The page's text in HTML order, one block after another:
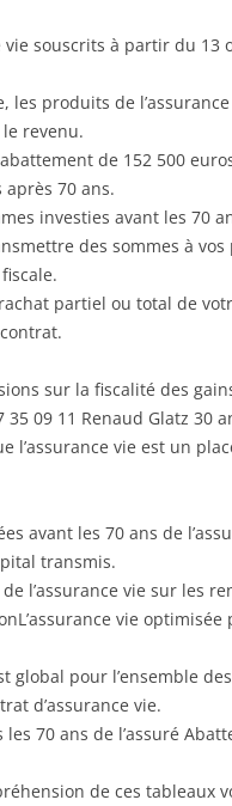
vie souscrits à partir du 13
les produits de
revenu.
de 152 500
70 ans.
investies avant les 70
des sommes à vos
partiel ou total de
sur la fiscalité des
35 09 11 Renaud Glatz 30
l’assurance vie est un
avant les 70 ans de
transmis.
l’assurance vie sur les
vie
global pour l’ensemble
d’assurance vie.
les 70 ans de l’assuré
de ces tableaux